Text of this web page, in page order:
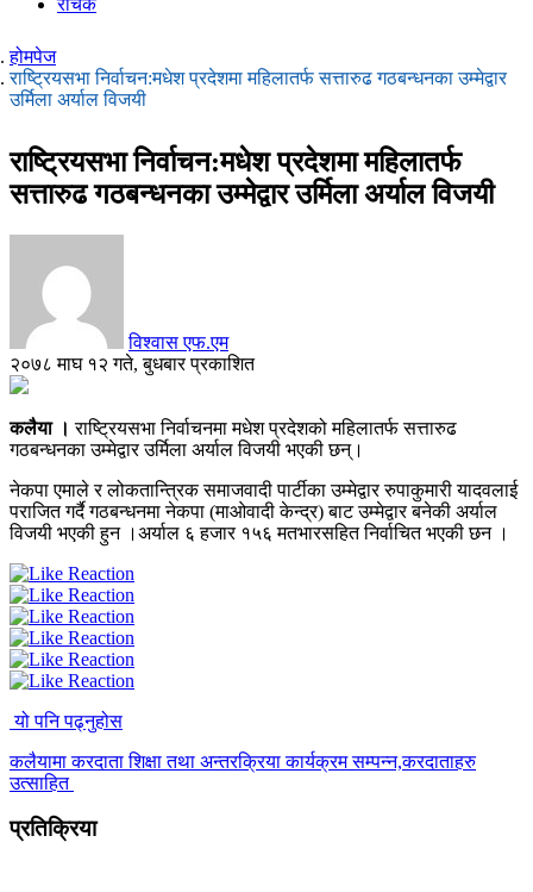
रोचक
होमपेज
राष्ट्रियसभा निर्वाचन:मधेश प्रदेशमा महिलातर्फ सत्तारुढ गठबन्धनका उम्मेद्वार
उर्मिला अर्याल विजयी
राष्ट्रियसभा निर्वाचन:मधेश प्रदेशमा महिलातर्फ
सत्तारुढ गठबन्धनका उम्मेद्वार उर्मिला अर्याल विजयी
विश्वास एफ.एम
२०७८ माघ १२ गते, बुधबार प्रकाशित
कलैया ।राष्ट्रियसभा निर्वाचनमा मधेश प्रदेशको महिलातर्फ सत्तारुढ
गठबन्धनका उम्मेद्वार उर्मिला अर्याल विजयी भएकी छन्।
नेकपा एमाले र लोकतान्त्रिक समाजवादी पार्टीका उम्मेद्वार रुपाकुमारी यादवलाई
पराजित गर्दै गठबन्धनमा नेकपा (माओवादी केन्द्र) बाट उम्मेद्वार बनेकी अर्याल
विजयी भएकी हुन ।अर्याल ६ हजार १५६ मतभारसहित निर्वाचित भएकी छन ।
यो पनि पढ्नुहोस
कलैयामा करदाता शिक्षा तथा अन्तरक्रिया कार्यक्रम सम्पन्न,करदाताहरु
उत्साहित
प्रतिक्रिया